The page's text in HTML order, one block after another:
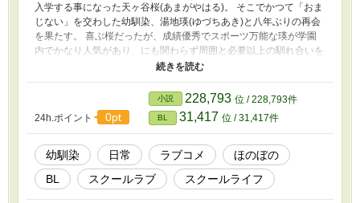
入学する事になった天ヶ谷桜(あまがやはる)。 そこでかつて「おま
じない」を交わした幼馴染、湯地瑛(ゆづちあき)と八年ぶりの再会
を果たす。 喜ぶ桜だったが、成績優秀でスポーツ万能な瑛が学園
内でかなり人気があり、にも関わらず周囲と必要以上の馴れ合いを
せず、学園内で推奨されている『パートナー』と呼ばれる相手も持
たないため「一匹狼」と呼ばれている事を知る。 しかしそんな
「一匹狼」である筈の瑛が桜に対してだけは全く違っていた。 柔
らかい表情を見せるのは当たり前。常にスキンシップ過多であり何
かと桜の世話を焼きたがる。しかもその全てがいちいちスパダリ仕
様である。 初めは「幼馴染みだから」で流していた桜だったが
日々心臓がいくつあっても足りない程の過多な愛情表現を受けてい
くうちに「おまじない」の事もあり、段々瑛を意識しはじめる。
これはそんな周囲から「リア充爆発しろ」と常に思われている幼馴
24h.ポイント 0pt
小説 228,793 位 / 228,793件
BL 31,417 位 / 31,417件
幼馴染 日常 ラブコメ
ほのぼの
BL
スクールラブ スクールライフ